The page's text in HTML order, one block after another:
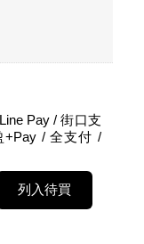
Pay / 街口支
/ 全支付 /